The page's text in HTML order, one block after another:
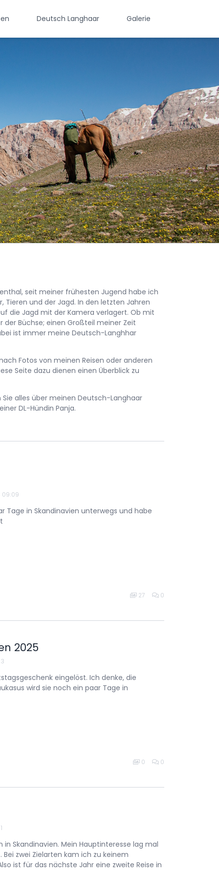
Deutsch Langhaar Galerie
seit meiner frühesten Jugend habe ich
Tieren und der Jagd. In den letzten Jahren
die Jagd mit der Kamera verlagert. Ob mit
der Büchse; einen Großteil meiner Zeit
ist immer meine Deutsch-Langhhar
Fotos von meinen Reisen oder anderen
Seite dazu dienen einen Überblick zu
alles über meinen Deutsch-Langhaar
DL-Hündin Panja.
09:09
Tage in Skandinavien unterwegs und habe
27 0
2025
eingelöst. Ich denke, die
wird sie noch ein paar Tage in
0 0
Skandinavien. Mein Hauptinteresse lag mal
zwei Zielarten kam ich zu keinem
ist für das nächste Jahr eine zweite Reise in